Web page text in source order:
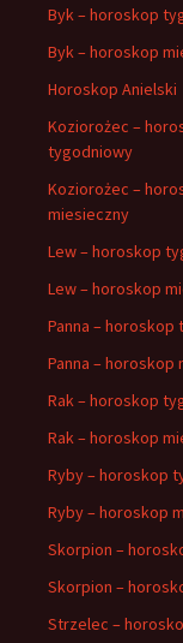
Byk – horoskop
Byk – horoskop
Horoskop Anielski
Koziorożec –
tygodniowy
Koziorożec –
miesieczny
Lew – horoskop
Lew – horoskop
Panna –
Panna – horoskop
Rak – horoskop
Rak – horoskop
Ryby – horoskop
Ryby – horoskop
Skorpion –
Skorpion –
Strzelec –